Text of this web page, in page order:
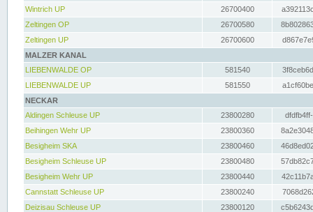
Wintrich UP
26700400
Zeltingen OP
26700580
Zeltingen UP
26700600
MALZER KANAL
LIEBENWALDE OP
581540
LIEBENWALDE UP
581550
NECKAR
Aldingen Schleuse UP
23800280
Beihingen Wehr UP
23800360
Besigheim SKA
23800460
Besigheim Schleuse UP
23800480
Besigheim Wehr UP
23800440
Cannstatt Schleuse UP
23800240
Deizisau Schleuse UP
23800120